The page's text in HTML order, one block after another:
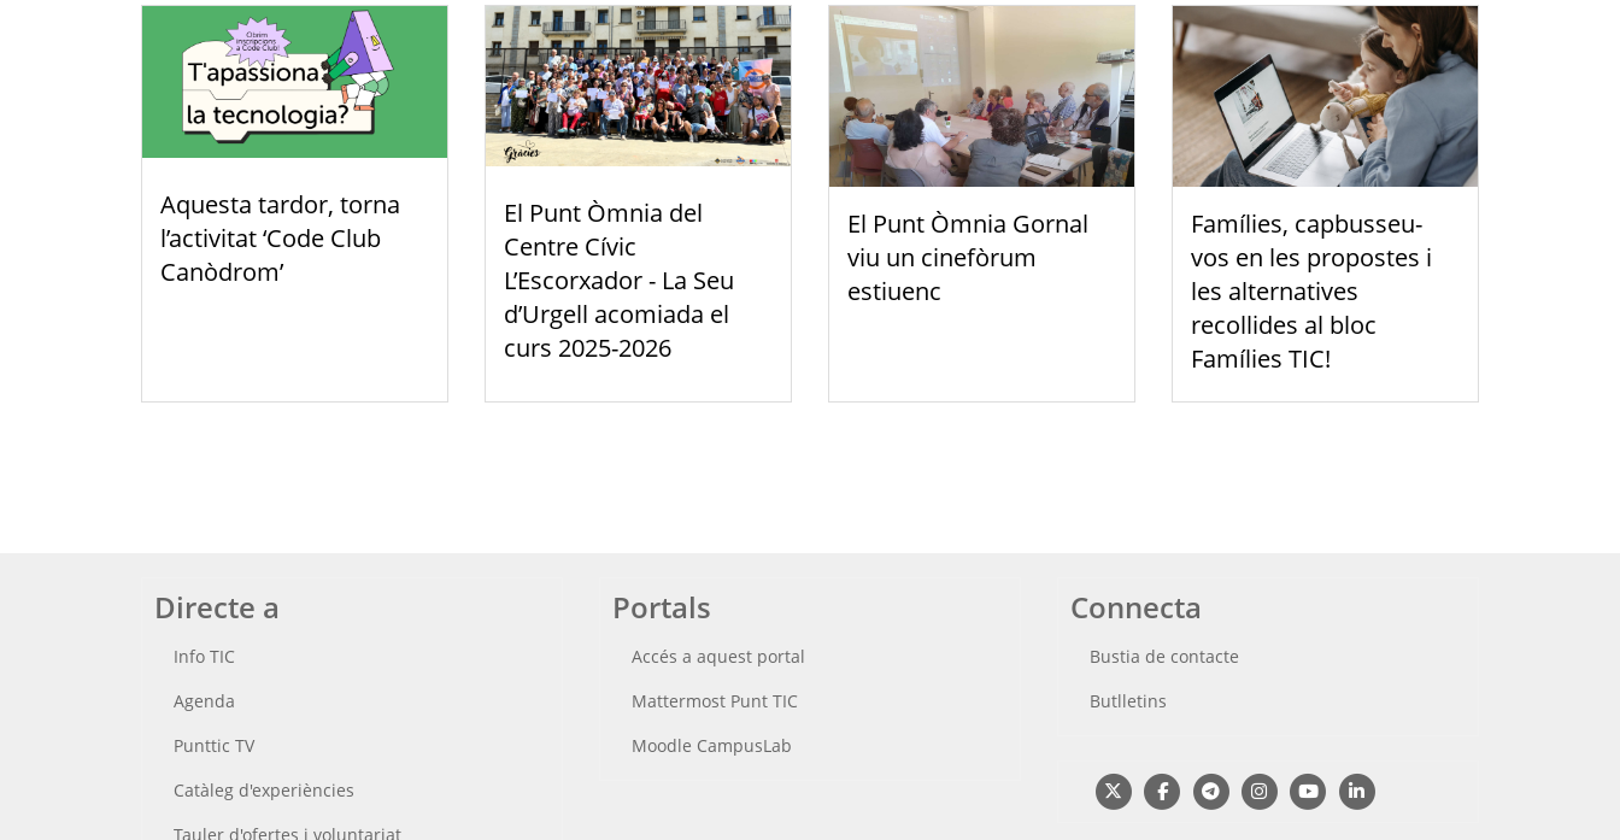
Aquesta tardor, torna
l’activitat ‘Code Club
Canòdrom’
El Punt Òmnia del
Centre Cívic
L’Escorxador - La Seu
d’Urgell acomiada el
curs 2025-2026
El Punt Òmnia Gornal
viu un cinefòrum
estiuenc
Famílies, capbusseu-
vos en les propostes i
les alternatives
recollides al bloc
Famílies TIC!
Directe a
Info TIC
Agenda
Punttic TV
Catàleg d'experiències
Tauler d'ofertes i voluntariat
Portals
Accés a aquest portal
Mattermost Punt TIC
Moodle CampusLab
Connecta
Bustia de contacte
Butlletins